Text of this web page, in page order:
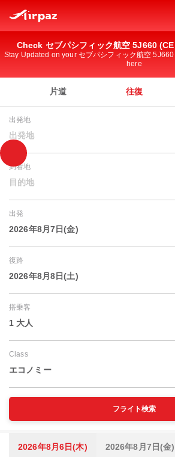
Check セブパシフィック航空 5J660
Stay Updated on your セブパシフィック航空
here
片道 往復
出発地
出発地
到着地
目的地
出発
2026年8月7日(金)
復路
2026年8月8日(土)
搭乗客
1 大人
Class
エコノミー
フライト検索
2026年8月6日(木) 2026年8月7日(金)